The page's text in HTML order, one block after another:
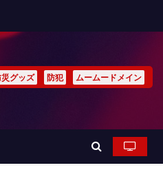
グッズ 防犯 ムームードメイン